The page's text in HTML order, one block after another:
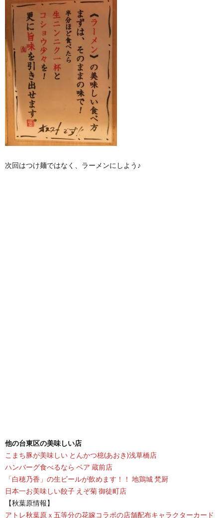
次回はつけ麺ではなく、ラーメンにしよう♪
他の台東区の美味しい店
こまち豚が美味しい とんかつ檍(あおき)浅草橋店
ハンバーグ食べるなら ベア 蔵前店
「白穂乃香」の生ビールが飲めます！！ 地鶏城 梵厨
日本一お美味しい餃子 えぞ菊 御徒町店
【秋葉原情報】
アトレ秋葉原ｘ五等分の花嫁コラボの店舗配布キャラクターカード